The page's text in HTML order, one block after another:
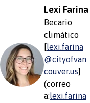
Lexi Farina
Becario
climático
[lexi.farina
@cityofvan
couver.us]
(correo
a:lexi.farina